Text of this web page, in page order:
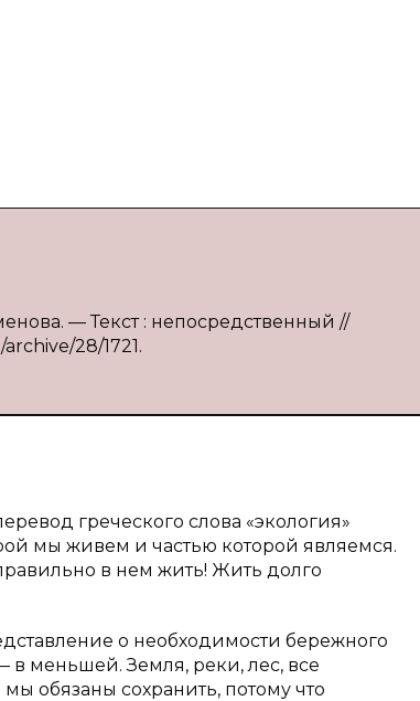
— Текст : непосредственный //
28/1721.
греческого слова «экология»
мы живем и частью которой являемся.
в нем жить! Жить долго
о необходимости бережного
меньшей. Земля, реки, лес, все
обязаны сохранить, потому что